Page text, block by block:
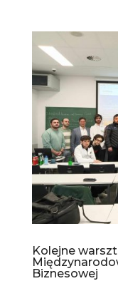
Kolejne
Biznesowej